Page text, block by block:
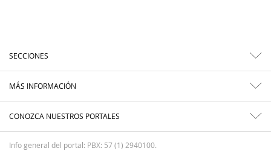
SECCIONES
MÁS INFORMACIÓN
CONOZCA NUESTROS PORTALES
Info general del portal: PBX: 57 (1) 2940100.